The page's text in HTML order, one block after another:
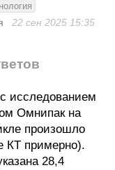
22 сен 2025 15:35
исследованием
Омнипак на
произошло
КТ примерно).
28,4